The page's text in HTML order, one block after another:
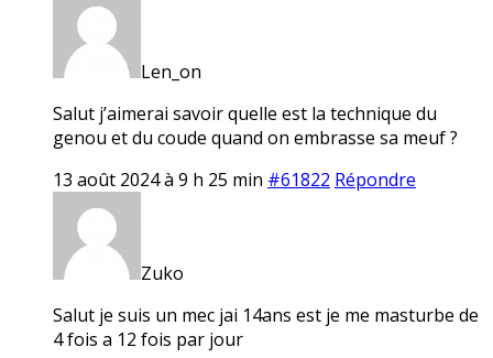
Len_on
Salut j’aimerai savoir quelle est la technique du
genou et du coude quand on embrasse sa meuf ?
13 août 2024 à 9 h 25 min #61822 Répondre
Zuko
Salut je suis un mec jai 14ans est je me masturbe de
4 fois a 12 fois par jour